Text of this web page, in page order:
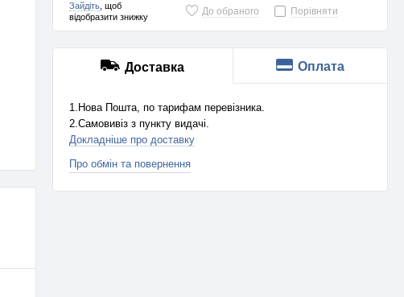
Зайдіть, щоб
відобразити знижку
До обраного Порівняти
Доставка Оплата
1.Нова Пошта, по тарифам перевізника.
2.Самовивіз з пункту видачі.
Докладніше про доставку
Про обмін та повернення